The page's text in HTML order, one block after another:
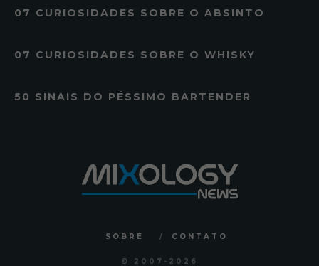
07 CURIOSIDADES SOBRE O ABSINTO
07 CURIOSIDADES SOBRE O WHISKY
50 SINAIS DO PÉSSIMO BARTENDER
SOBRE CONTATO
© 2007 -2026